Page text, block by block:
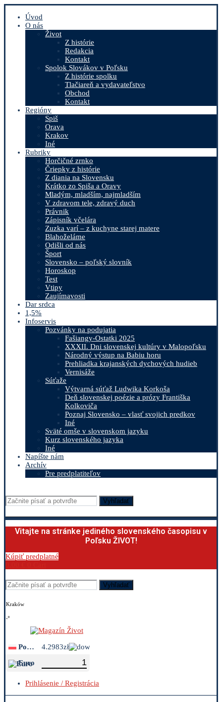
Úvod
O nás
Život
Z histórie
Redakcia
Kontakt
Spolok Slovákov v Poľsku
Z histórie spolku
Tlačiareň a vydavateľstvo
Obchod
Kontakt
Regióny
Spiš
Orava
Krakov
Iné
Rubriky
Horčičné zrnko
Čriepky z histórie
Z diania na Slovensku
Krátko zo Spiša a Oravy
Mladým, mladším, najmladším
V zdravom tele, zdravý duch
Právnik
Zápisník včelára
Zuzka varí – z kuchyne starej matere
Blahoželáme
Odišli od nás
Šport
Slovensko – poľský slovník
Horoskop
Test
Vtipy
Zaujímavosti
Dar srdca
1,5%
Infoservis
Pozvánky na podujatia
Fašiangy-Ostatki 2025
XXXII. Dni slovenskej kultúry v Malopoľsku
Národný výstup na Babiu horu
Prehliadka krajanských dychových hudieb
Vernisáže
Súťaže
Výtvarná súťaž Ludwika Korkoša
Deň slovenskej poézie a prózy Františka
Kolkoviča
Poznaj Slovensko – vlasť svojich predkov
Iné
Sväté omše v slovenskom jazyku
Kurz slovenského jazyka
Iné
Napíšte nám
Archív
Pre predplatiteľov
Vyhľadať
Vitajte na stránke jediného slovenského časopisu v
Poľsku ŽIVOT!
Kúpiť predplatné
Vyhľadať
Kraków
-º
Polish Zloty
4.2983zł
Euro
Prihlásenie / Registrácia